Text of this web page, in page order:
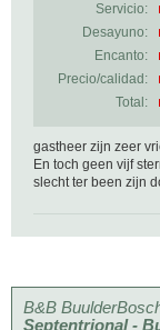
Servicio:
Desayuno:
Encanto:
Precio/calidad:
Total:
gastheer zijn zeer
En toch geen vijf
slecht ter been zijn
B&B
Septentrional -